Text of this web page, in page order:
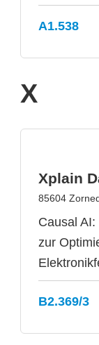
A1.538
X
Xplain
85604
Causal
zur
B2.369/3